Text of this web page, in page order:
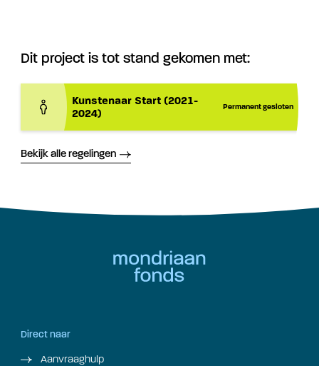
Dit project is tot stand gekomen met:
Kunstenaar Start (2021-
2024)
Permanent gesloten
Bekijk alle regelingen
Direct naar
Aanvraaghulp